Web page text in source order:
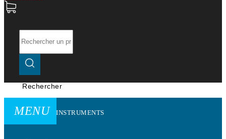
Rechercher
MENU INSTRUMENTS